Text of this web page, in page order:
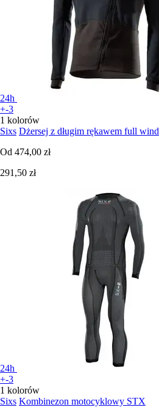
24h
+-3
1 kolorów
Sixs Dżersej z długim rękawem full wind
Od 474,00 zł
291,50 zł
24h
+-3
1 kolorów
Sixs Kombinezon motocyklowy STX